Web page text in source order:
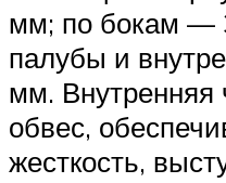
мм; по бокам —
палубы и
мм. Внутренняя
обвес,
жесткость,